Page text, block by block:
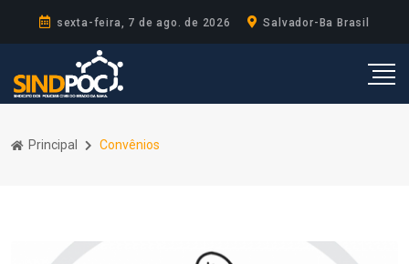
sexta-feira, 7 de ago. de 2026 Salvador-Ba Brasil
Principal Convênios